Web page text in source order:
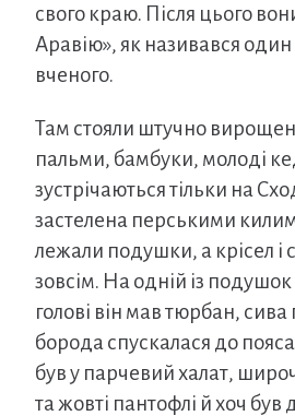
свого краю. Після цього
Аравію», як називався один
вченого.
Там стояли штучно
пальми, бамбуки, молоді
зустрічаються тільки на
застелена перськими
лежали подушки, а крісел і
зовсім. На одній із
голові він мав тюрбан, сива
борода спускалася до
був у парчевий халат,
та жовті пантофлі й хоч був